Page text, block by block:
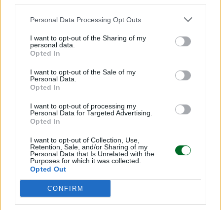
Personal Data Processing Opt Outs
I want to opt-out of the Sharing of my
personal data.
Opted In
I want to opt-out of the Sale of my
Personal Data.
Opted In
I want to opt-out of processing my
Personal Data for Targeted Advertising.
Opted In
I want to opt-out of Collection, Use,
Retention, Sale, and/or Sharing of my
Personal Data that Is Unrelated with the
Purposes for which it was collected.
Opted Out
CONFIRM
LAVORO E WELFARE
Essere madre in Italia può costare il
lavoro: quasi 1 donna su 2 in coppia è fuori
da studio e occupazione
Valeria Panigada